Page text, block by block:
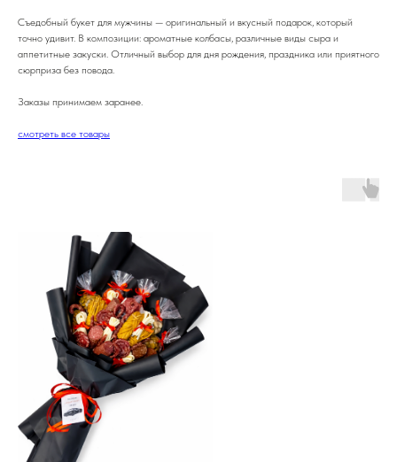
Съедобный букет для мужчины — оригинальный и вкусный подарок, который
точно удивит. В композиции: ароматные колбасы, различные виды сыра и
аппетитные закуски. Отличный выбор для дня рождения, праздника или приятного
сюрприза без повода.
Заказы принимаем заранее.
смотреть все товары